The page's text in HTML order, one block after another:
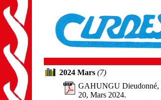
2024 Mars (7)
GAHUNGU Dieudonné,
20, Mars 2024.